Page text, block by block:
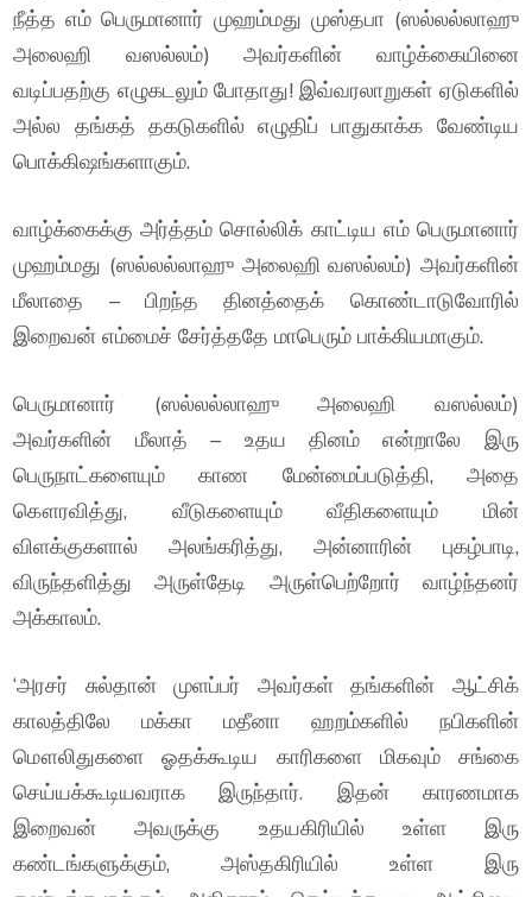
நீத்த எம் பெருமானார் முஹம்மது முஸ்தபா (ஸல்லல்லாஹு
அலைஹி வஸல்லம்) அவர்களின் வாழ்க்கையினை
வடிப்பதற்கு எழுகடலும் போதாது! இவ்வரலாறுகள் ஏடுகளில்
அல்ல தங்கத் தகடுகளில் எழுதிப் பாதுகாக்க வேண்டிய
பொக்கிஷங்களாகும்.
வாழ்க்கைக்கு அர்த்தம் சொல்லிக் காட்டிய எம் பெருமானார்
முஹம்மது (ஸல்லல்லாஹு அலைஹி வஸல்லம்) அவர்களின்
மீலாதை – பிறந்த தினத்தைக் கொண்டாடுவோரில்
இறைவன் எம்மைச் சேர்த்ததே மாபெரும் பாக்கியமாகும்.
பெருமானார் (ஸல்லல்லாஹு அலைஹி வஸல்லம்)
அவர்களின் மீலாத் – உதய தினம் என்றாலே இரு
பெருநாட்களையும் காண மேன்மைப்படுத்தி, அதை
கௌரவித்து, வீடுகளையும் வீதிகளையும் மின்
விளக்குகளால் அலங்கரித்து, அன்னாரின் புகழ்பாடி,
விருந்தளித்து அருள்தேடி அருள்பெற்றோர் வாழ்ந்தனர்
அக்காலம்.
‘அரசர் சுல்தான் முளப்பர் அவர்கள் தங்களின் ஆட்சிக்
காலத்திலே மக்கா மதீனா ஹறம்களில் நபிகளின்
மௌலிதுகளை ஓதக்கூடிய காரிகளை மிகவும் சங்கை
செய்யக்கூடியவராக இருந்தார். இதன் காரணமாக
இறைவன் அவருக்கு உதயகிரியில் உள்ள இரு
கண்டங்களுக்கும், அஸ்தகிரியில் உள்ள இரு